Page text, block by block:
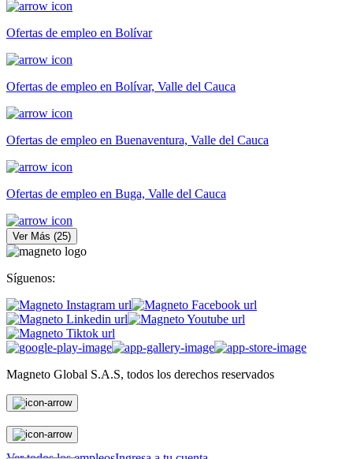
Ofertas de empleo en Bolívar
Ofertas de empleo en Bolívar, Valle del Cauca
Ofertas de empleo en Buenaventura, Valle del Cauca
Ofertas de empleo en Buga, Valle del Cauca
Ver Más (25)
Síguenos:
Magneto Global S.A.S, todos los derechos reservados
Personas